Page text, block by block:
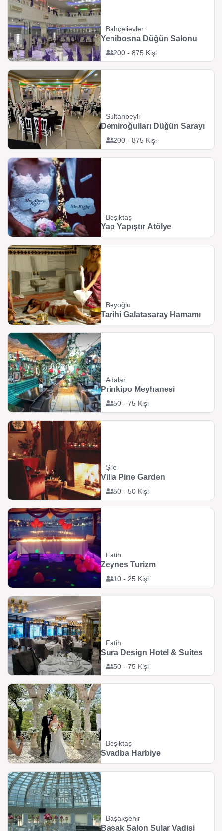
Bahçelievler
200 - 875 Kişi
Yenibosna Düğün Salonu
Sultanbeyli
200 - 875 Kişi
Demiroğulları Düğün Sarayı
Beşiktaş
Yap Yapıştır Atölye
Beyoğlu
Tarihi Galatasaray Hamamı
Adalar
50 - 75 Kişi
Prinkipo Meyhanesi
Şile
50 - 50 Kişi
Villa Pine Garden
Fatih
10 - 25 Kişi
Zeynes Turizm
Fatih
50 - 75 Kişi
Sura Design Hotel & Suites
Beşiktaş
Svadba Harbiye
Başakşehir
Başak Salon Sular Vadisi